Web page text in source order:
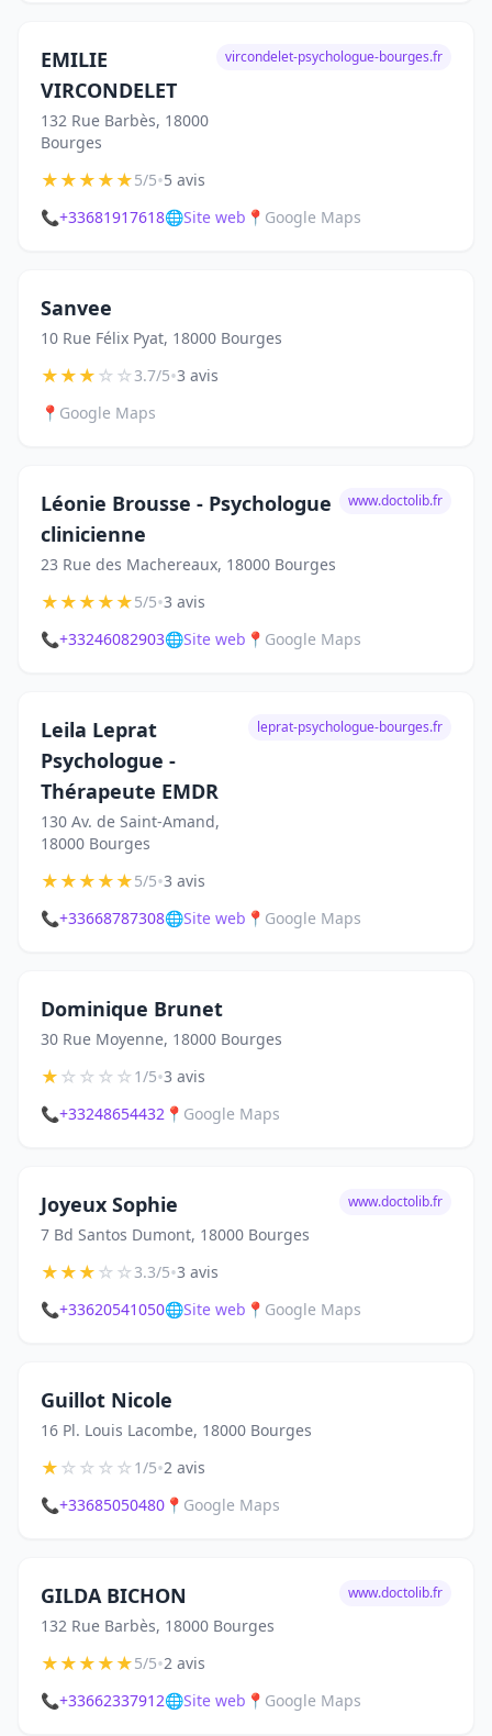
EMILIE
VIRCONDELET
132 Rue Barbès, 18000
Bourges
vircondelet-psychologue-bourges.fr
★★★★★5/5•5 avis
📞+33681917618🌐Site web 📍 Google Maps
Sanvee
10 Rue Félix Pyat, 18000 Bourges
★★★☆☆3.7/5•3 avis
📍 Google Maps
Léonie Brousse - Psychologue
clinicienne
23 Rue des Machereaux, 18000 Bourges
www.doctolib.fr
★★★★★5/5•3 avis
📞+33246082903🌐Site web 📍 Google Maps
Leila Leprat
Psychologue -
Thérapeute EMDR
130 Av. de Saint-Amand,
18000 Bourges
leprat-psychologue-bourges.fr
★★★★★5/5•3 avis
📞+33668787308🌐Site web 📍 Google Maps
Dominique Brunet
30 Rue Moyenne, 18000 Bourges
★☆☆☆☆1/5•3 avis
📞+33248654432 📍 Google Maps
Joyeux Sophie
7 Bd Santos Dumont, 18000 Bourges
www.doctolib.fr
★★★☆☆3.3/5•3 avis
📞+33620541050🌐Site web 📍 Google Maps
Guillot Nicole
16 Pl. Louis Lacombe, 18000 Bourges
★☆☆☆☆1/5•2 avis
📞+33685050480 📍 Google Maps
GILDA BICHON
132 Rue Barbès, 18000 Bourges
www.doctolib.fr
★★★★★5/5•2 avis
📞+33662337912🌐Site web 📍 Google Maps